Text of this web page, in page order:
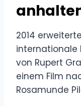
2014
internationale
von Rupert
einem Film
Rosamunde